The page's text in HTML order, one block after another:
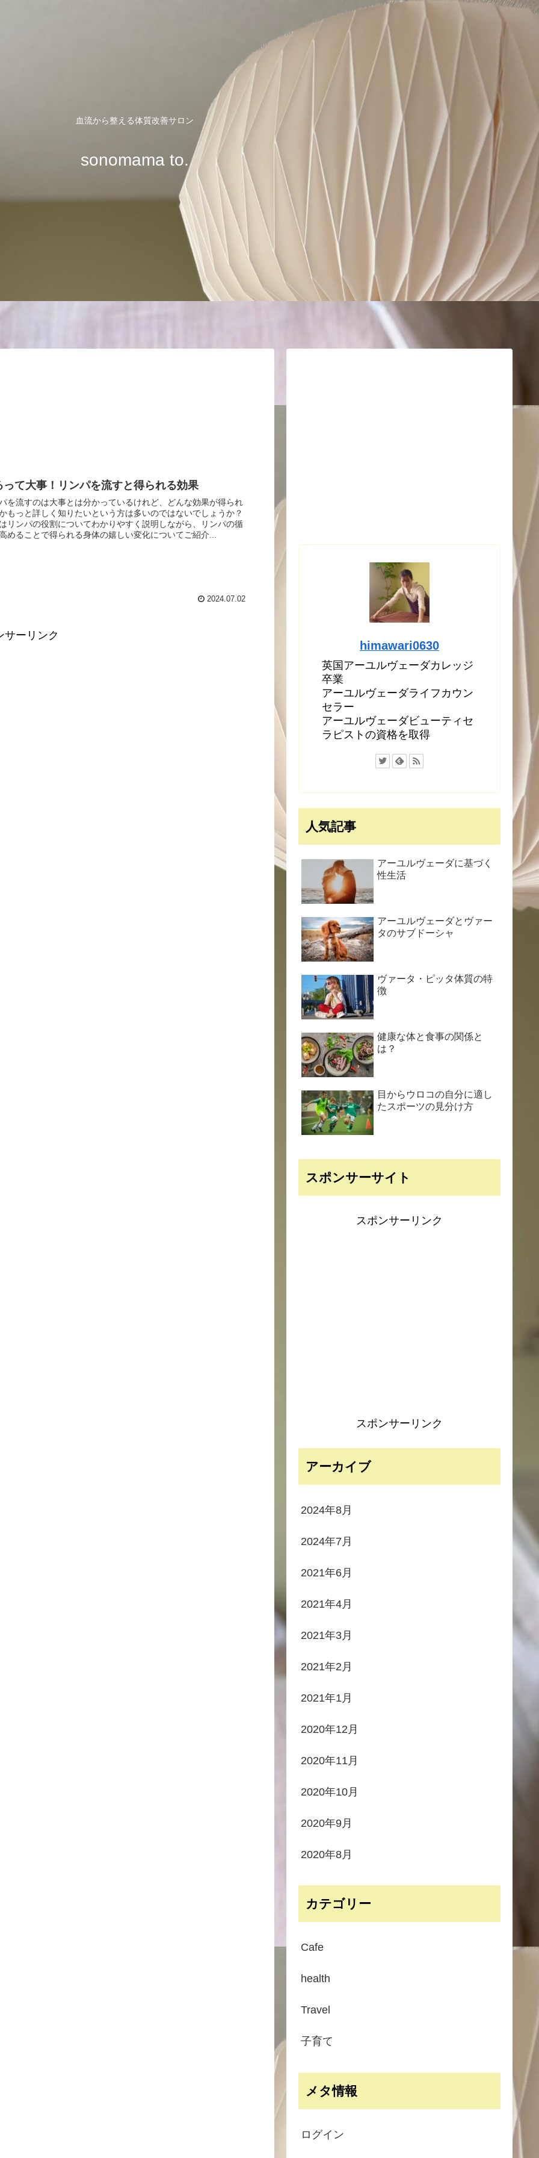
血流から整える体質改善サロン
sonomama to.
って大事！リンパを流すと得られる効果
を流すのは大事とは分かっているけれど、どんな効果が得られ
もっと詳しく知りたいという方は多いのではないでしょうか？
リンパの役割についてわかりやすく説明しながら、リンパの循
めることで得られる身体の嬉しい変化についてご紹介...
2024.07.02
サーリンク
himawari0630
英国アーユルヴェーダカレッジ
卒業
アーユルヴェーダライフカウン
セラー
アーユルヴェーダビューティセ
ラピストの資格を取得
人気記事
アーユルヴェーダに基づく
性生活
アーユルヴェーダとヴァー
タのサブドーシャ
ヴァータ・ピッタ体質の特
徴
健康な体と食事の関係と
は？
目からウロコの自分に適し
たスポーツの見分け方
スポンサーサイト
スポンサーリンク
スポンサーリンク
アーカイブ
2024年8月
2024年7月
2021年6月
2021年4月
2021年3月
2021年2月
2021年1月
2020年12月
2020年11月
2020年10月
2020年9月
2020年8月
カテゴリー
Cafe
health
Travel
子育て
メタ情報
ログイン